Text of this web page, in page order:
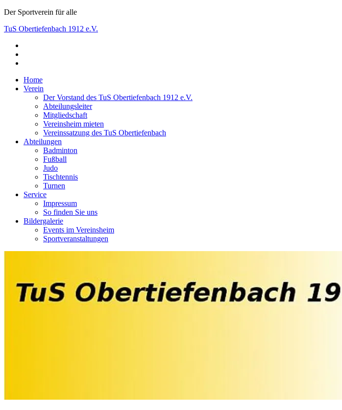
Skip
content
Der Sportverein für alle
TuS Obertiefenbach 1912 e.V.
Der Sportverein für alle
Home
Verein
Der Vorstand des TuS Obertiefenbach 1912 e.V.
Abteilungsleiter
Mitgliedschaft
Vereinsheim mieten
Vereinssatzung des TuS Obertiefenbach
Abteilungen
Badminton
Fußball
Judo
Tischtennis
Turnen
Service
Impressum
So finden Sie uns
Bildergalerie
Events im Vereinsheim
Sportveranstaltungen